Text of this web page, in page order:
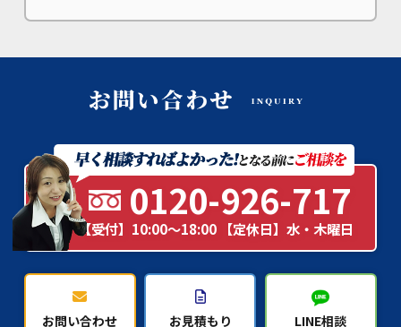
0120-926-717
【受付】10:00～18:00 【定休日】水・木曜日
お問い合わせ お見積もり LINE相談